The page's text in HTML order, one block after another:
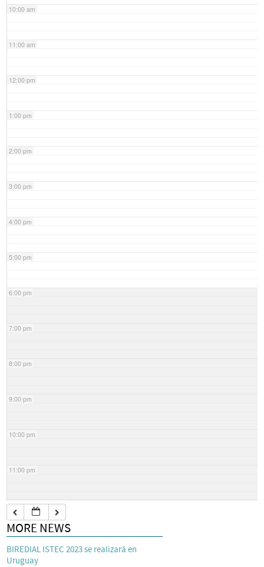
10:00 am
11:00 am
12:00 pm
1:00 pm
2:00 pm
3:00 pm
4:00 pm
5:00 pm
6:00 pm
7:00 pm
8:00 pm
9:00 pm
10:00 pm
11:00 pm
MORE NEWS
BIREDIAL ISTEC 2023 se realizará en
Uruguay